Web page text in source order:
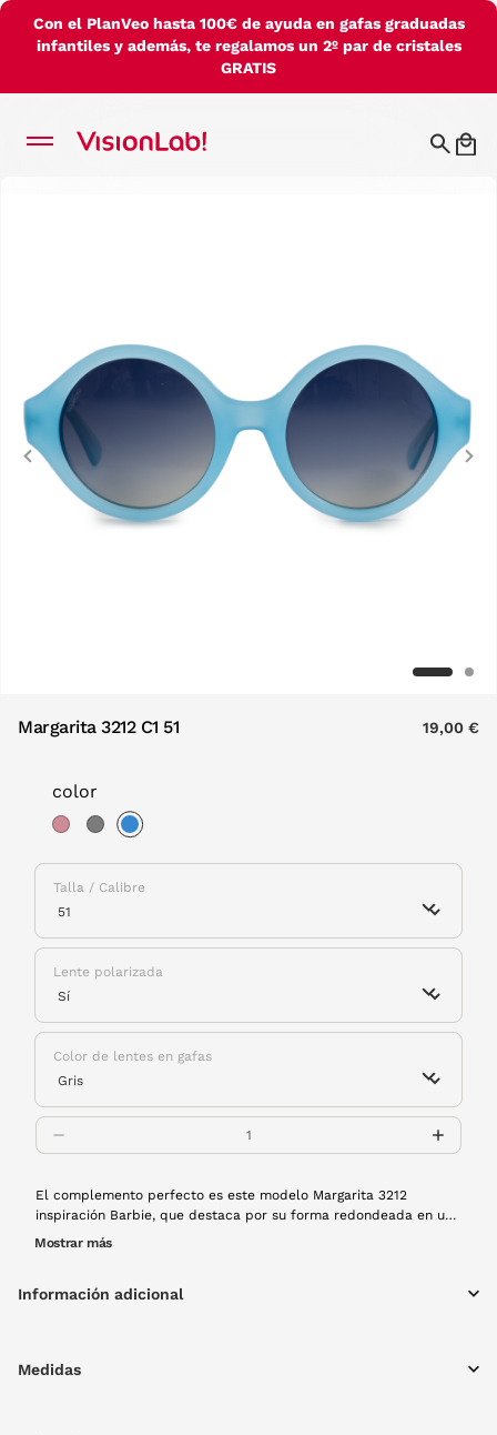
Con el PlanVeo hasta 100€ de ayuda en gafas graduadas
infantiles y además, te regalamos un 2º par de cristales
GRATIS
Previous
Margarita 3212 C1 51 19,00 €
color
Talla / Calibre
Lente polarizada
Color de lentes en gafas
El complemento perfecto es este modelo Margarita 3212
inspiración Barbie, que destaca por su forma redondeada en un
color rosa brillante con lentes polarizadas. Disfruta esta
Mostrar más
Información adicional
Medidas